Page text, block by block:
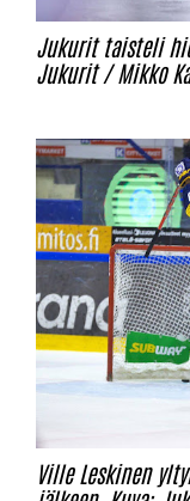
Jukurit taisteli
Jukurit / Mikko
Ville Leskinen